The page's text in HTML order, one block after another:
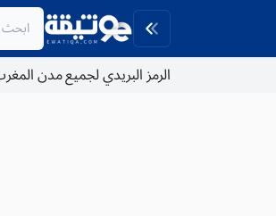
الرمز البريدي لجميع مدن